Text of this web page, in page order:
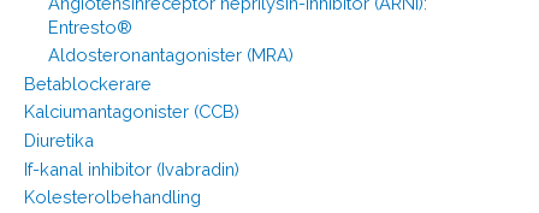
Entresto®
Aldosteronantagonister (MRA)
Betablockerare
Kalciumantagonister (CCB)
Diuretika
If-kanal inhibitor (Ivabradin)
Kolesterolbehandling